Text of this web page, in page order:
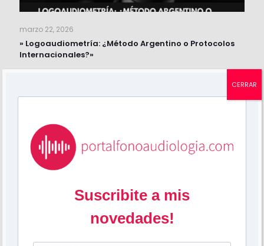
marzo 22, 2026
» Logoaudiometría: ¿Método Argentino o Protocolos
Internacionales?»
CERRAR